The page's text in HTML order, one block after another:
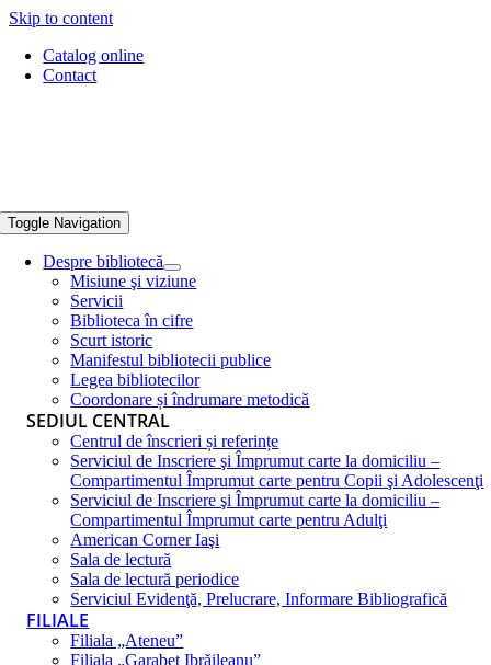
Skip to content
Catalog online
Contact
Toggle Navigation
Despre bibliotecă
Misiune şi viziune
Servicii
Biblioteca în cifre
Scurt istoric
Manifestul bibliotecii publice
Legea bibliotecilor
Coordonare și îndrumare metodică
SEDIUL CENTRAL
Centrul de înscrieri și referințe
Serviciul de Inscriere şi Împrumut carte la domiciliu –
Compartimentul Împrumut carte pentru Copii şi Adolescenţi
Serviciul de Inscriere şi Împrumut carte la domiciliu –
Compartimentul Împrumut carte pentru Adulţi
American Corner Iaşi
Sala de lectură
Sala de lectură periodice
Serviciul Evidenţă, Prelucrare, Informare Bibliografică
FILIALE
Filiala „Ateneu”
Filiala „Garabet Ibrăileanu”